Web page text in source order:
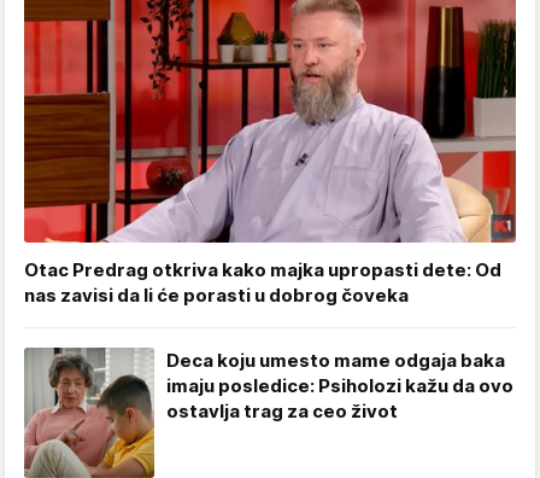
Otac Predrag otkriva kako majka upropasti dete: Od
nas zavisi da li će porasti u dobrog čoveka
Deca koju umesto mame odgaja baka
imaju posledice: Psiholozi kažu da ovo
ostavlja trag za ceo život